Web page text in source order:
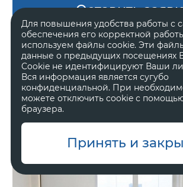
Оставить
Zeekr 8X
Ultra
11 800 000 ₽
Для повышения удобства работы с
обеспечения его корректной
используем файлы cookie. Эти
данные о предыдущих посещениях
Cookie не идентифицируют Ваши
Вся информация является сугубо
конфиденциальной. При
можете отключить cookie с
браузера.
Принять и